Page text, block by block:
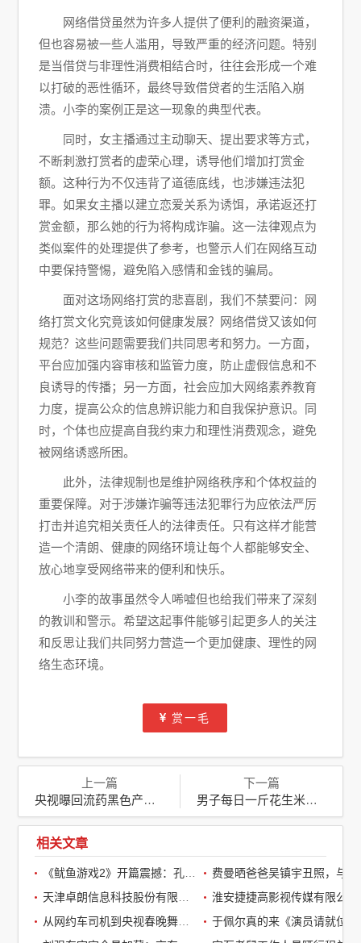
网络借贷虽然为许多人提供了便利的融资渠道，
但也容易被一些人滥用，导致严重的经济问题。特别
是当借贷与非理性消费相结合时，往往会形成一个难
以打破的恶性循环，最终导致借贷者的生活陷入崩
溃。小李的案例正是这一现象的典型代表。
同时，女主播通过主动聊天、提出要求等方式，
不断刺激打赏者的虚荣心理，诱导他们增加打赏金
额。这种行为不仅违背了道德底线，也涉嫌违法犯
罪。如果女主播以建立恋爱关系为诱饵，承诺返还打
赏金额，那么她的行为将构成诈骗。这一法律观点为
类似案件的处理提供了参考，也警示人们在网络互动
中要保持警惕，避免陷入感情和金钱的骗局。
面对这场网络打赏的悲喜剧，我们不禁要问：网
络打赏文化究竟该如何健康发展？网络借贷又该如何
规范？这些问题需要我们共同思考和努力。一方面，
平台应加强内容审核和监管力度，防止虚假信息和不
良诱导的传播；另一方面，社会应加大网络素养教育
力度，提高公众的信息辨识能力和自我保护意识。同
时，个体也应提高自我约束力和理性消费观念，避免
被网络诱惑所困。
此外，法律规制也是维护网络秩序和个体权益的
重要保障。对于涉嫌诈骗等违法犯罪行为应依法严厉
打击并追究相关责任人的法律责任。只有这样才能营
造一个清朗、健康的网络环境让每个人都能够安全、
放心地享受网络带来的便利和快乐。
小李的故事虽然令人唏嘘但也给我们带来了深刻
的教训和警示。希望这起事件能够引起更多人的关注
和反思让我们共同努力营造一个更加健康、理性的网
络生态环境。
赏一毛
上一篇
央视曝回流药黑色产业链，你的用药安全正被悄悄侵蚀
下一篇
男子每日一斤花生米配可乐，终致脑梗死：饮食健康的警钟
相关文章
淮安捷捷高影视传媒有限公司